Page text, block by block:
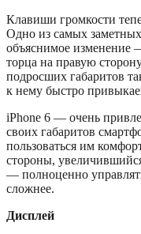
Клавиши громкости
Одно из самых заметных
объяснимое изменение
торца на правую
подросших габаритов
к нему быстро
iPhone 6 — очень
своих габаритов
пользоваться им
стороны,
— полноценно
сложнее.
Дисплей